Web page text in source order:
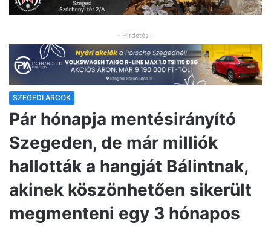
- Hirdetés -
SZEGEDI ARCOK
Pár hónapja mentésirányító
Szegeden, de már milliók
hallották a hangját Bálintnak,
akinek köszönhetően sikerült
megmenteni egy 3 hónapos